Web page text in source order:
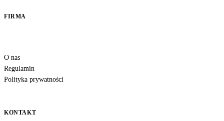
FIRMA
O nas
Regulamin
Polityka prywatności
KONTAKT